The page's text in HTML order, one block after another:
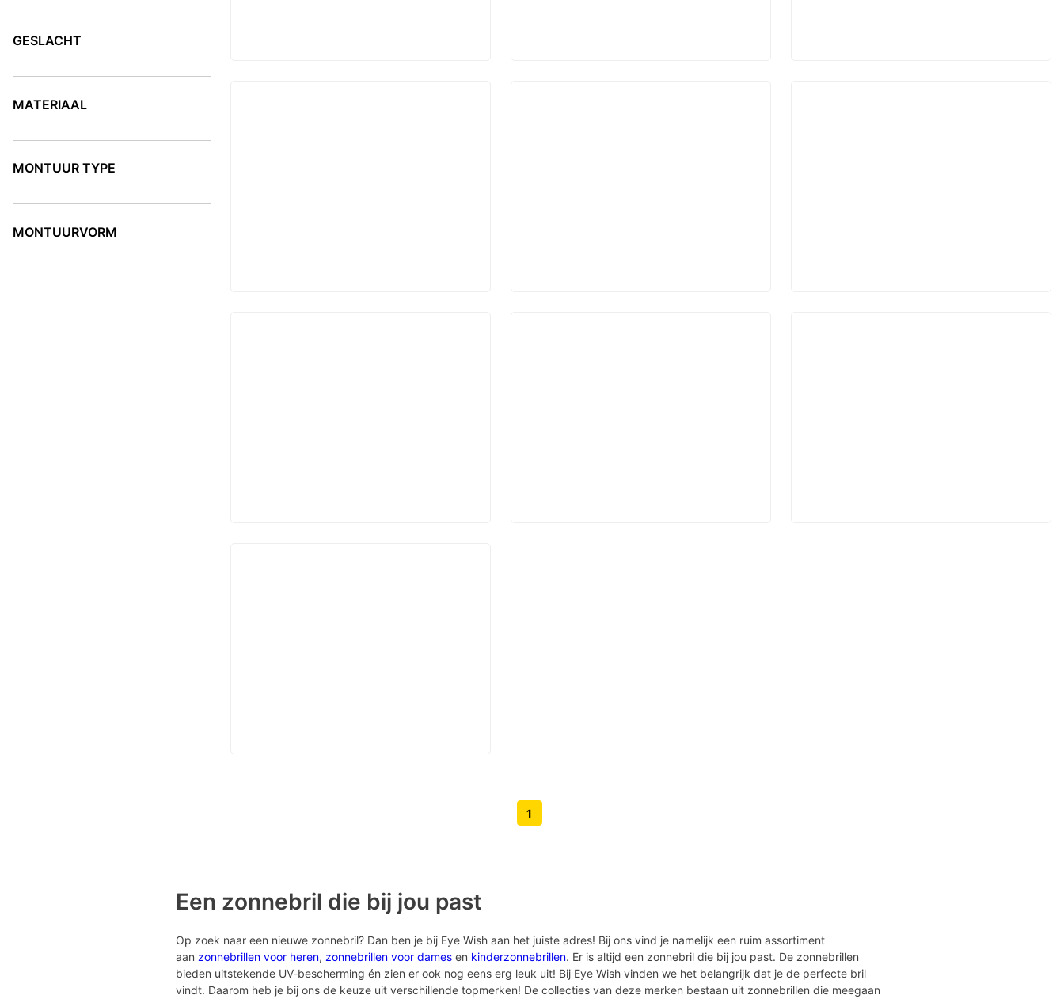
GESLACHT
MATERIAAL
MONTUUR TYPE
MONTUURVORM
Vorige pagina knop
1
Een zonnebril die bij jou past
Op zoek naar een nieuwe zonnebril? Dan ben je bij Eye Wish aan het juiste adres! Bij ons vind je namelijk een ruim assortiment
aan zonnebrillen voor heren, zonnebrillen voor dames en kinderzonnebrillen. Er is altijd een zonnebril die bij jou past. De zonnebrillen
bieden uitstekende UV-bescherming én zien er ook nog eens erg leuk uit! Bij Eye Wish vinden we het belangrijk dat je de perfecte bril
vindt. Daarom heb je bij ons de keuze uit verschillende topmerken! De collecties van deze merken bestaan uit zonnebrillen die meegaan